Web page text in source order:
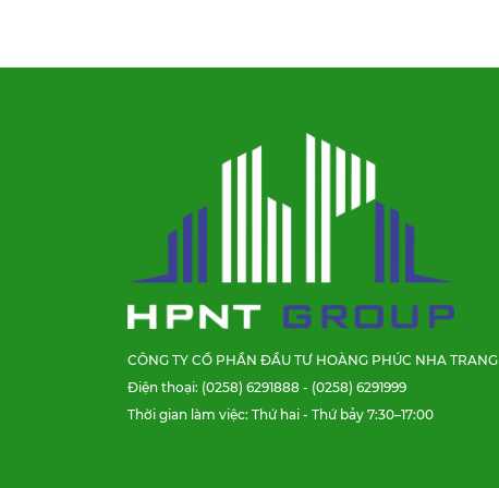
CÔNG TY CỔ PHẦN ĐẦU TƯ HOÀNG PHÚC NHA TRANG
Điện thoại: (0258) 6291888 - (0258) 6291999
Thời gian làm việc: Thứ hai - Thứ bảy 7:30–17:00